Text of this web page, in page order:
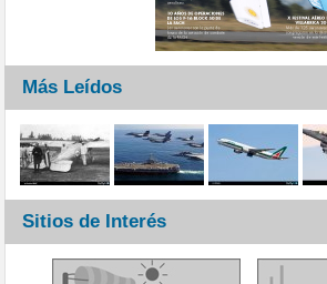
Más Leídos
Sitios de Interés